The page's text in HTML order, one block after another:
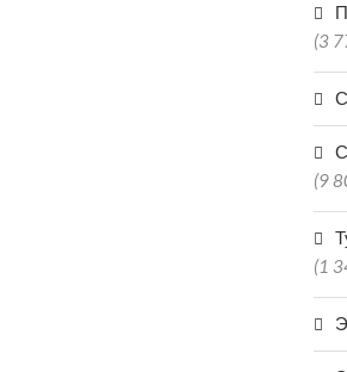
(3
(9
(1